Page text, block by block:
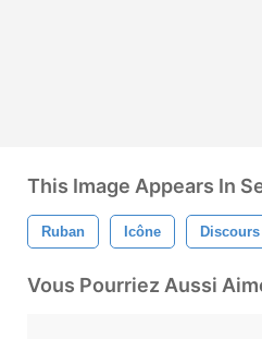
This Image Appears In
Ruban Icône Discours
Vous Pourriez Aussi